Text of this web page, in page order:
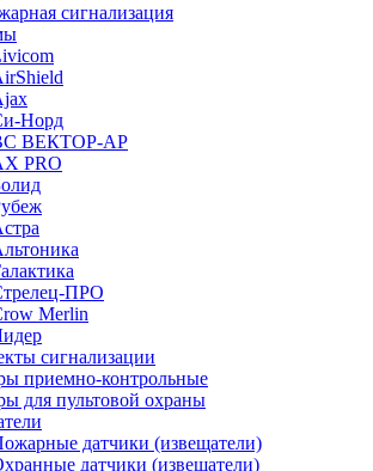
сигнализация
Норд
ВЕКТОР-АР
PRO
ПРО
Merlin
сигнализации
приемно-контрольные
для пультовой охраны
датчики (извещатели)
датчики (извещатели)